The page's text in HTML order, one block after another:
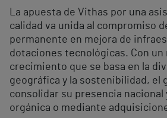
La apuesta de Vithas por una
calidad va unida al compromiso
permanente en mejora de
dotaciones tecnológicas. Con un
crecimiento que se basa en la
geográfica y la sostenibilidad, el
consolidar su presencia nacional
orgánica o mediante